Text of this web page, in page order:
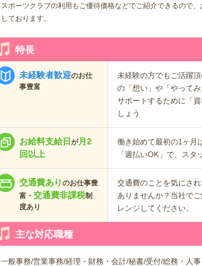
スポーツクラブの利用もご優待価格などでご紹介できるので
しております。
特長
未経験者歓迎のお仕
事豊富
未経験の方でもご活躍
の「想い」や「やって
サポートするために「
しょう
お給料支給日 が月2
回以上
働き始めて最初の1ヶ月
「週払いOK」で、スタ
交通費ありのお仕事豊
富・ 交通費非課税制
度あり
交通費のことを気にさ
ありませんか？当社で
レンジしてください。
主な対応職種
一般事務/営業事務/経理・財務・会計/秘書/受付/総務・人